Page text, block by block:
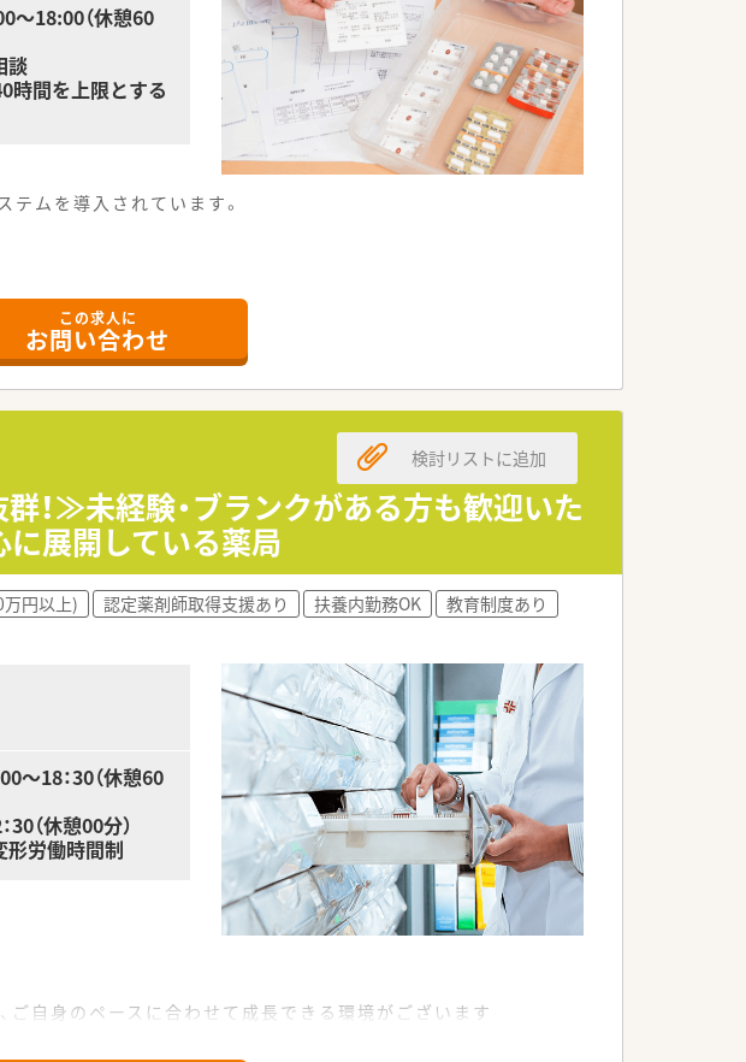
～18:00（休憩60
談
時間を上限とする
ムを導入されています。
この求人に
お問い合わせ
！≫未経験・ブランクがある方も歓迎いた
展開している薬局
検討リストに追加
円以上) 認定薬剤師取得支援あり 扶養内勤務OK
教育制度あり
00～18：30（休憩60
30（休憩00分）
労働時間制
自身のペースに合わせて成長できる環境がございます